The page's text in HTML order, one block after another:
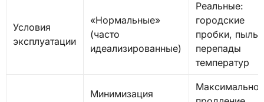
Условия
эксплуатации
«Нормальные»
(часто
идеализированные)
Реальные:
городские
пробки, пыль,
перепады
температур
Минимизация
Максимальное